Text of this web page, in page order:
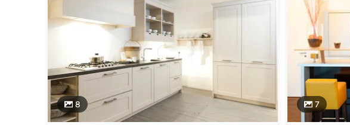
Bei einem weiteren Termin erhalten Sie visuelle Vorschläge, damit Sie sich Ihr
Wir arbeiten in Ihrem Zuhause auch während Sie im Urlaub sind, damit Sie zu
gleich wohl fühlen können.
In unserem Sortiment befinden sich auch ausgewählte Marken italienischer
Impressum
design im raum munich Bürgermeister-Franz-Straße 4 85464 Finsing Mobil: 0170 /
munich.de Internet: www.design-im-raum-munich.de Geschäftsführender
München Umsatzsteuer-Identifikationsnummer gemäß § 27 a Umsatzsteuergesetz:
8 7